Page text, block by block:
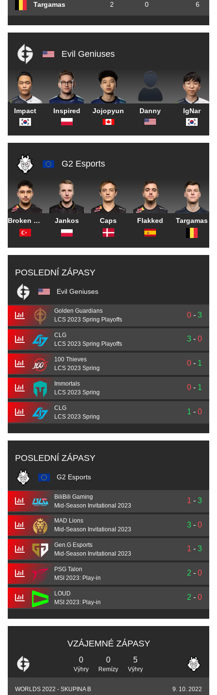
Targamas 2 0 6
Evil Geniuses
Impact Inspired Jojopyun Danny IgNar
G2 Esports
Broken Blade Jankos Caps Flakked Targamas
POSLEDNÍ ZÁPASY
Evil Geniuses
Golden Guardians
LCS 2023 Spring Playoffs
0 - 3
CLG
LCS 2023 Spring Playoffs
3 - 0
100 Thieves
LCS 2023 Spring
0 - 1
Immortals
LCS 2023 Spring
0 - 1
CLG
LCS 2023 Spring
1 - 0
POSLEDNÍ ZÁPASY
G2 Esports
BiliBili Gaming
Mid-Season Invitational 2023
1 - 3
MAD Lions
Mid-Season Invitational 2023
3 - 0
Gen.G Esports
Mid-Season Invitational 2023
1 - 3
PSG Talon
MSI 2023: Play-in
2 - 0
LOUD
MSI 2023: Play-in
2 - 0
VZÁJEMNÉ ZÁPASY
0
Výhry
0
Remízy
5
Výhry
WORLDS 2022 - SKUPINA B 9. 10. 2022